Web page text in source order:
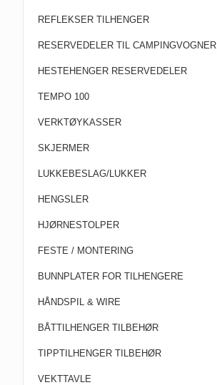
REFLEKSER TILHENGER
RESERVEDELER TIL CAMPINGVOGNER
HESTEHENGER RESERVEDELER
TEMPO 100
VERKTØYKASSER
SKJERMER
LUKKEBESLAG/LUKKER
HENGSLER
HJØRNESTOLPER
FESTE / MONTERING
BUNNPLATER FOR TILHENGERE
HÅNDSPIL & WIRE
BÅTTILHENGER TILBEHØR
TIPPTILHENGER TILBEHØR
VEKTTAVLE